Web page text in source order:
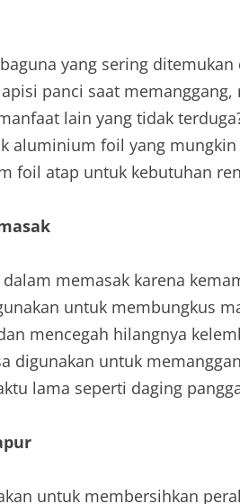
yang sering
panci saat
lain yang tidak
aluminium foil yang
foil atap untuk kebutuhan
memasak karena
untuk membungkus
mencegah hilangnya
digunakan untuk
lama seperti daging
untuk membersihkan